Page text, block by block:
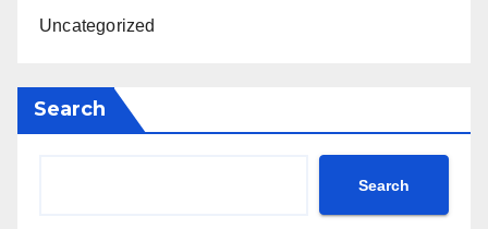
Uncategorized
Search
Search